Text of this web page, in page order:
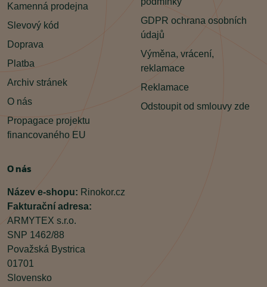
Kamenná prodejna
Slevový kód
Doprava
Platba
Archiv stránek
O nás
Propagace projektu
financovaného EU
GDPR ochrana osobních
údajů
Výměna, vrácení,
reklamace
Reklamace
Odstoupit od smlouvy zde
O nás
Název e-shopu: Rinokor.cz
Fakturační adresa:
ARMYTEX s.r.o.
SNP 1462/88
Považská Bystrica
01701
Slovensko